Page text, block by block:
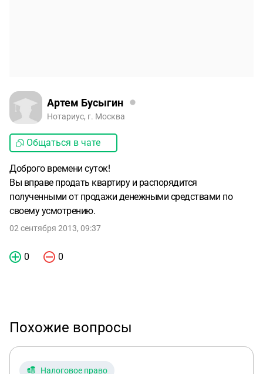
Артем Бусыгин
Нотариус, г. Москва
Общаться в чате
Доброго времени суток!
Вы вправе продать квартиру и распорядится
полученными от продажи денежными средствами по
своему усмотрению.
02 сентября 2013, 09:37
0 0
Похожие вопросы
Налоговое право